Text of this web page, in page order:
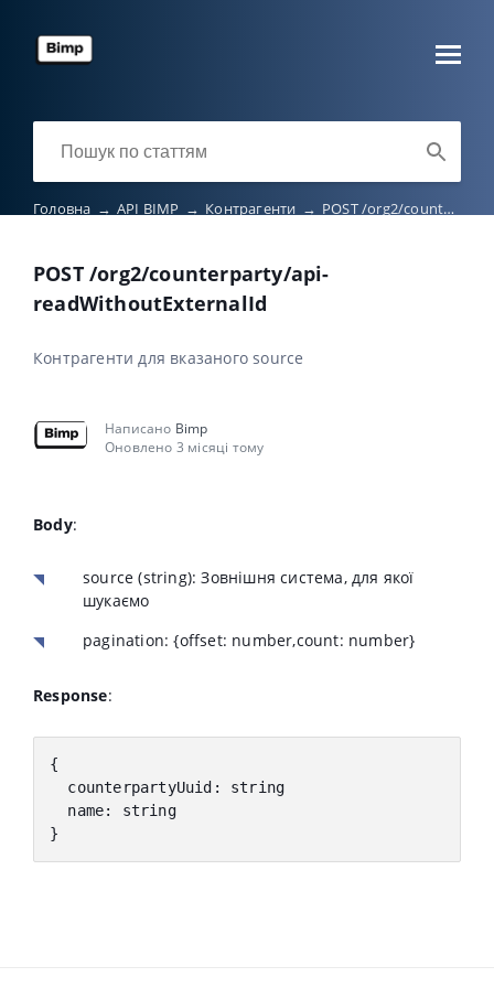
Головна → API BIMP → Контрагенти → POST /org2/counterparty/api-readWithoutExternalId
POST /org2/counterparty/api-
readWithoutExternalId
Контрагенти для вказаного source
Написано Bimp
Оновлено 3 місяці тому
Body:
source(string):Зовнішня система, для якої
шукаємо
pagination: {offset: number,count: number}
Response:
{
counterpartyUuid :
string
name: string
}